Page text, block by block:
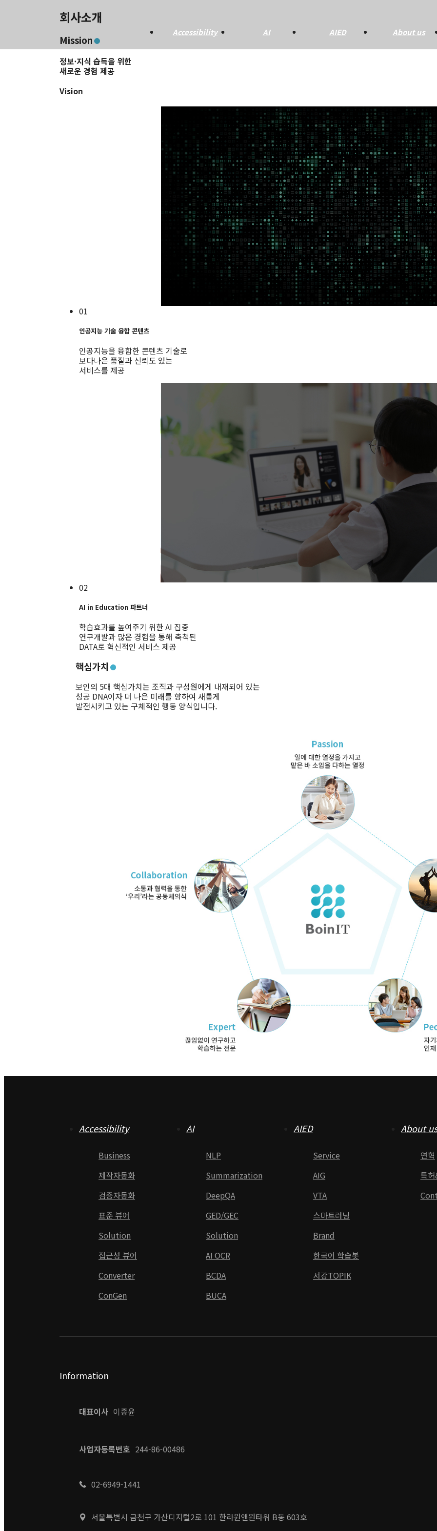
보
인
정
보
기
Accessibility AI AIED About us
회사소개
Mission
정보·지식 습득을 위한
새로운 경험 제공
Vision
01
인공지능 기술 융합 콘텐츠
인공지능을 융합한 콘텐츠 기술로
보다나은 품질과 신뢰도 있는
서비스를 제공
02
AI in Education 파트너
학습효과를 높여주기 위한 AI 집중
연구개발과 많은 경험을 통해 축척된
DATA로 혁신적인 서비스 제공
핵심가치
보인의 5대 핵심가치는 조직과 구성원에게 내재되어 있는
성공 DNA이자 더 나은 미래를 향하여 새롭게
발전시키고 있는 구체적인 행동 양식입니다.
Accessibility
Business
제작자동화
검증자동화
표준 뷰어
Solution
접근성 뷰어
Converter
ConGen
AI
NLP
Summarization
DeepQA
GED/GEC
Solution
AI OCR
BCDA
BUCA
AIED
Service
AIG
VTA
스마트러닝
Brand
한국어 학습봇
서강TOPIK
About us
연혁
특
Information
대표이사 이종윤
사업자등록번호 244-86-00486
02-6949-1441
서울특별시 금천구 가산디지털2로 101 한라원앤원타워 B동 603호